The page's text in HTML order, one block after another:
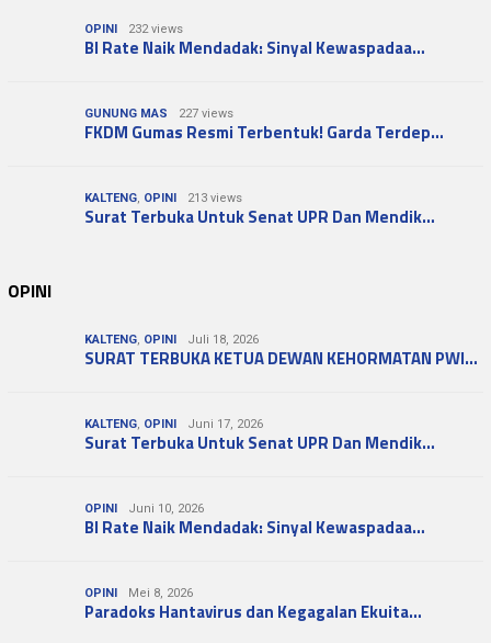
OPINI 232 views
BI Rate Naik Mendadak: Sinyal Kewaspadaa…
GUNUNG MAS 227 views
FKDM Gumas Resmi Terbentuk! Garda Terdep…
KALTENG, OPINI 213 views
Surat Terbuka Untuk Senat UPR Dan Mendik…
OPINI
KALTENG, OPINI Juli 18, 2026
SURAT TERBUKA KETUA DEWAN KEHORMATAN PWI…
KALTENG, OPINI Juni 17, 2026
Surat Terbuka Untuk Senat UPR Dan Mendik…
OPINI Juni 10, 2026
BI Rate Naik Mendadak: Sinyal Kewaspadaa…
OPINI Mei 8, 2026
Paradoks Hantavirus dan Kegagalan Ekuita…